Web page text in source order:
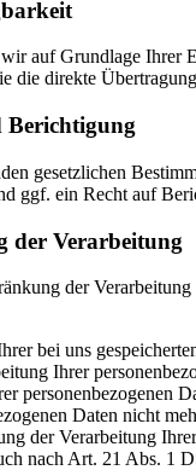
auf Grundlage Ihrer
die direkte
Berichtigung
gesetzlichen
ggf. ein Recht auf
der Verarbeitung
der
bei uns
Ihrer
personenbezogenen
Daten nicht
der Verarbeitung
nach Art. 21 Abs. 1